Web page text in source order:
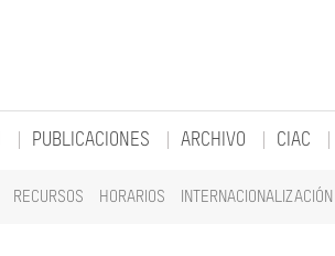
RECURSOS HORARIOS INTERNACIONALIZACIÓN
PUBLICACIONES ARCHIVO CIAC